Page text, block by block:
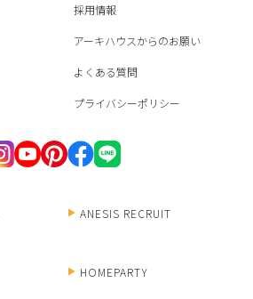
採用情報
アーキハウスからのお願い
よくある質問
プライバシーポリシー
ANESIS RECRUIT
HOMEPARTY